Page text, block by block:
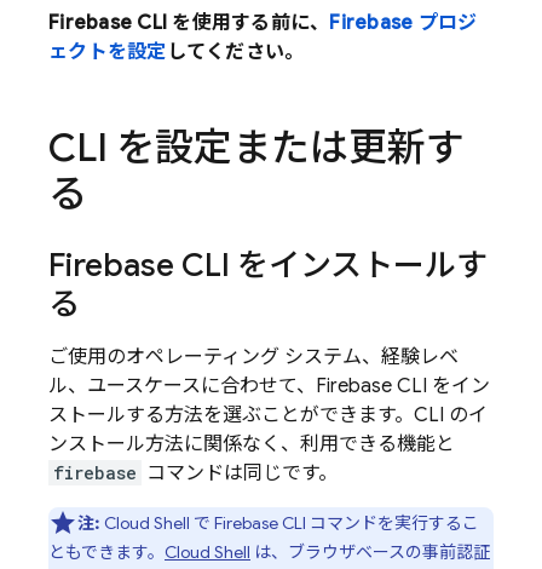
Firebase CLI を使用する前に、 Firebase プロジ
ェクトを設定 してください。
CLI を設定または更新す
る
Firebase CLI をインストールす
る
ご使用のオペレーティング システム、経験レベ
ル、ユースケースに合わせて、 Firebase CLI をイン
ストールする方法を選ぶことができます。CLI のイ
ンストール方法に関係なく、利用できる機能と
firebase コマンドは同じです。
注: Cloud Shell で FirebaseCLI コマンドを実行するこ
ともできます。 Cloud Shell は、ブラウザベースの事前認証